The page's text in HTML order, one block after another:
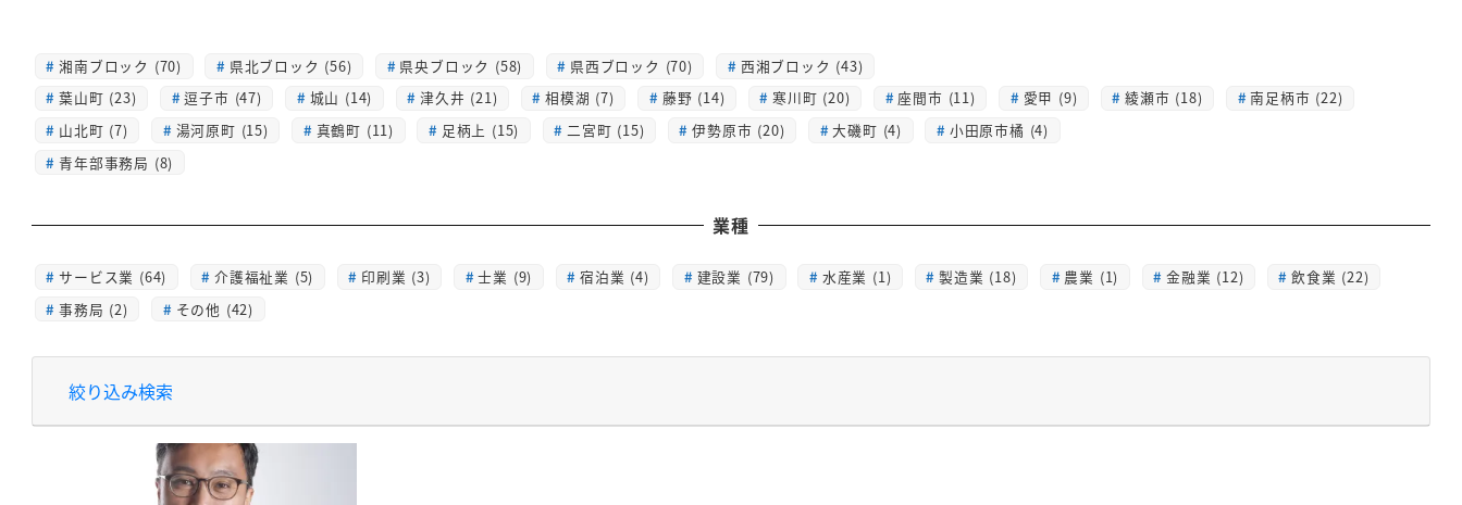
湘南ブロック (70) 県北ブロック (56) 県央ブロック (58) 県西ブロック (70)
西湘ブロック (43)
葉山町 (23)
逗子市 (47) 城山 (14) 津久井 (21) 相模湖 (7) 藤野 (14) 寒川町 (20) 座間市 (11) 愛甲 (9) 綾瀬市 (18)
南足柄市 (22)
山北町 (7)
湯河原町 (15) 真鶴町 (11) 足柄上 (15) 二宮町 (15) 伊勢原市 (20) 大磯町 (4)
小田原市橘 (4)
青年部事務局 (8)
業種
サービス業 (64) 介護福祉業 (5) 印刷業 (3) 士業 (9) 宿泊業 (4) 建設業 (79) 水産業 (1) 製造業 (18) 農業 (1) 金融業 (12)
飲食業 (22)
事務局 (2)
その他 (42)
絞り込み検索